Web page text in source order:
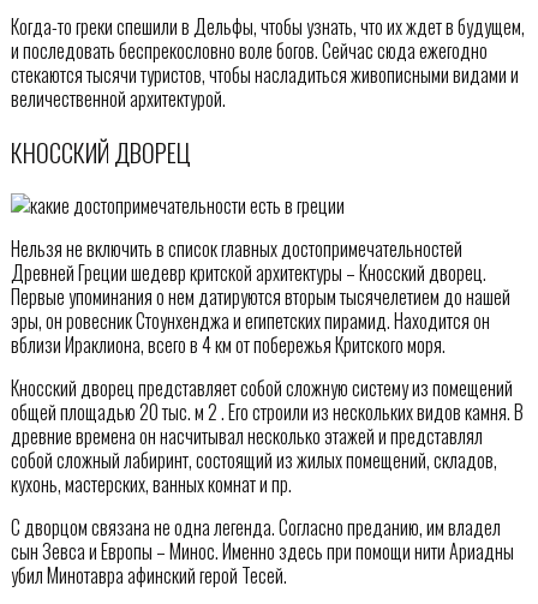
Когда-то греки спешили в Дельфы, чтобы узнать, что их ждет в будущем,
и последовать беспрекословно воле богов. Сейчас сюда ежегодно
стекаются тысячи туристов, чтобы насладиться живописными видами и
величественной архитектурой.
КНОССКИЙ ДВОРЕЦ
Нельзя не включить в список главных достопримечательностей
Древней Греции шедевр критской архитектуры – Кносский дворец.
Первые упоминания о нем датируются вторым тысячелетием до нашей
эры, он ровесник Стоунхенджа и египетских пирамид. Находится он
вблизи Ираклиона, всего в 4 км от побережья Критского моря.
Кносский дворец представляет собой сложную систему из помещений
общей площадью 20 тыс. м 2 . Его строили из нескольких видов камня. В
древние времена он насчитывал несколько этажей и представлял
собой сложный лабиринт, состоящий из жилых помещений, складов,
кухонь, мастерских, ванных комнат и пр.
С дворцом связана не одна легенда. Согласно преданию, им владел
сын Зевса и Европы – Минос. Именно здесь при помощи нити Ариадны
убил Минотавра афинский герой Тесей.